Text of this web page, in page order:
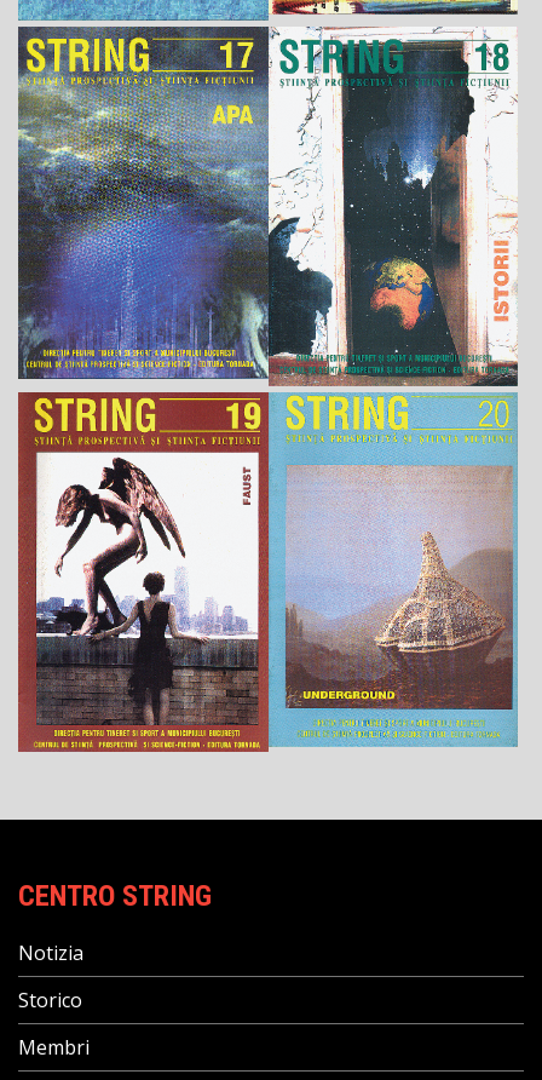
CENTRO STRING
Notizia
Storico
Membri